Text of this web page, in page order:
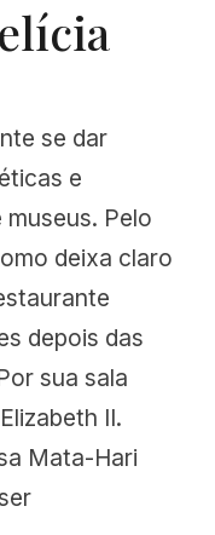
se dar
e
Pelo
deixa claro
depois das
sua sala
II.
Mata-Hari